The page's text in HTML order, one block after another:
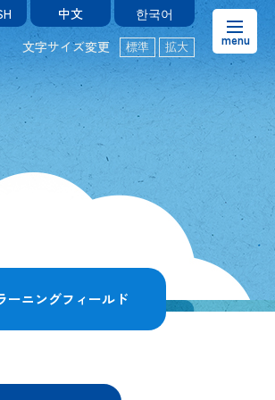
中文
한국어
文字サイズ変更
標準 拡大
お知らせ
熊本市水の科学館とは
利用案内・アクセス＆マップ
水のラーニングフィールド
ーニングフィールド